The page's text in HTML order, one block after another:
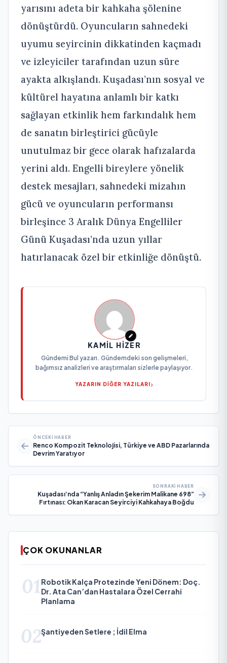
yarısını adeta bir kahkaha şölenine
dönüştürdü. Oyuncuların sahnedeki
uyumu seyircinin dikkatinden kaçmadı
ve izleyiciler tarafından uzun süre
ayakta alkışlandı. Kuşadası’nın sosyal ve
kültürel hayatına anlamlı bir katkı
sağlayan etkinlik hem farkındalık hem
de sanatın birleştirici gücüyle
unutulmaz bir gece olarak hafızalarda
yerini aldı. Engelli bireylere yönelik
destek mesajları, sahnedeki mizahın
gücü ve oyuncuların performansı
birleşince 3 Aralık Dünya Engelliler
Günü Kuşadası’nda uzun yıllar
hatırlanacak özel bir etkinliğe dönüştü.
KAMIL HIZER
Gündemi Bul yazarı. Gündemdeki son gelişmeleri,
bağımsız analizleri ve araştırmaları sizlerle paylaşıyor.
YAZARIN DİĞER YAZILARI
ÖNCEKI HABER
Renco Kompozit Teknolojisi, Türkiye ve ABD Pazarlarında
Devrim Yaratıyor
SONRAKI HABER
Kuşadası’nda “Yanlış Anladın Şekerim Malikane 698”
Fırtınası: Okan Karacan Seyirciyi Kahkahaya Boğdu
ÇOK OKUNANLAR
01 Robotik Kalça Protezinde Yeni Dönem: Doç.
Dr. Ata Can’dan Hastalara Özel Cerrahi
Planlama
02Şantiyeden Setlere ; İdil Elma